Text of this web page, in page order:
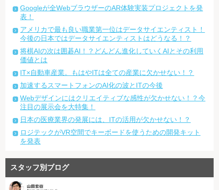
Googleが全WebブラウザーのAR体験実装プロジェクトを発
表！
アメリカで最も良い職業第一位はデータサイエンティスト！
今後の日本ではデータサイエンティストはどうなる！？
将棋AIの次は囲碁AI！？どんどん進化していくAIとその利用
価値とは
IT×自動車産業。もはやITは全ての産業に欠かせない！？
加速するスマートフォンのAI化の波とITの今後
Webデザインにはクリエイティブな感性が欠かせない！？今
注目の展示会を大特集！
日本の医療業界の発展には、ITの活用が欠かせない！？
ロジテックがVR空間でキーボードを使うための開発キット
を発表
スタッフ別ブログ